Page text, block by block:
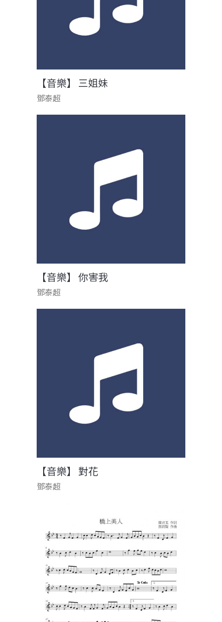
【音樂】 三姐妹
鄧泰超
【音樂】 你害我
鄧泰超
【音樂】 對花
鄧泰超